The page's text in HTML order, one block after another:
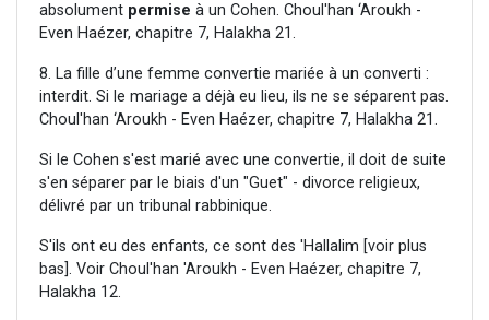
absolument permise à un Cohen. Choul'han ‘Aroukh -
Even Haézer, chapitre 7, Halakha 21.
8. La fille d’une femme convertie mariée à un converti :
interdit. Si le mariage a déjà eu lieu, ils ne se séparent pas.
Choul'han ‘Aroukh - Even Haézer, chapitre 7, Halakha 21.
Si le Cohen s'est marié avec une convertie, il doit de suite
s'en séparer par le biais d'un "Guet" - divorce religieux,
délivré par un tribunal rabbinique.
S'ils ont eu des enfants, ce sont des 'Hallalim [voir plus
bas]. Voir Choul'han 'Aroukh - Even Haézer, chapitre 7,
Halakha 12.